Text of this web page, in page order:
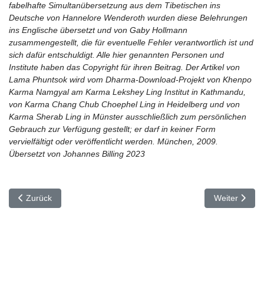
fabelhafte Simultanübersetzung aus dem Tibetischen ins
Deutsche von Hannelore Wenderoth wurden diese Belehrungen
ins Englische übersetzt und von Gaby Hollmann
zusammengestellt, die für eventuelle Fehler verantwortlich ist und
sich dafür entschuldigt. Alle hier genannten Personen und
Institute haben das Copyright für ihren Beitrag. Der Artikel von
Lama Phuntsok wird vom Dharma-Download-Projekt von Khenpo
Karma Namgyal am Karma Lekshey Ling Institut in Kathmandu,
von Karma Chang Chub Choephel Ling in Heidelberg und von
Karma Sherab Ling in Münster ausschließlich zum persönlichen
Gebrauch zur Verfügung gestellt; er darf in keiner Form
vervielfältigt oder veröffentlicht werden. München, 2009.
Übersetzt von Johannes Billing 2023
Vorheriger Beitrag: Anfangen, wo wir sind
Zurück Nächster
Weiter